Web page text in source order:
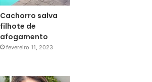
Cachorro salva
filhote de
afogamento
fevereiro 11, 2023